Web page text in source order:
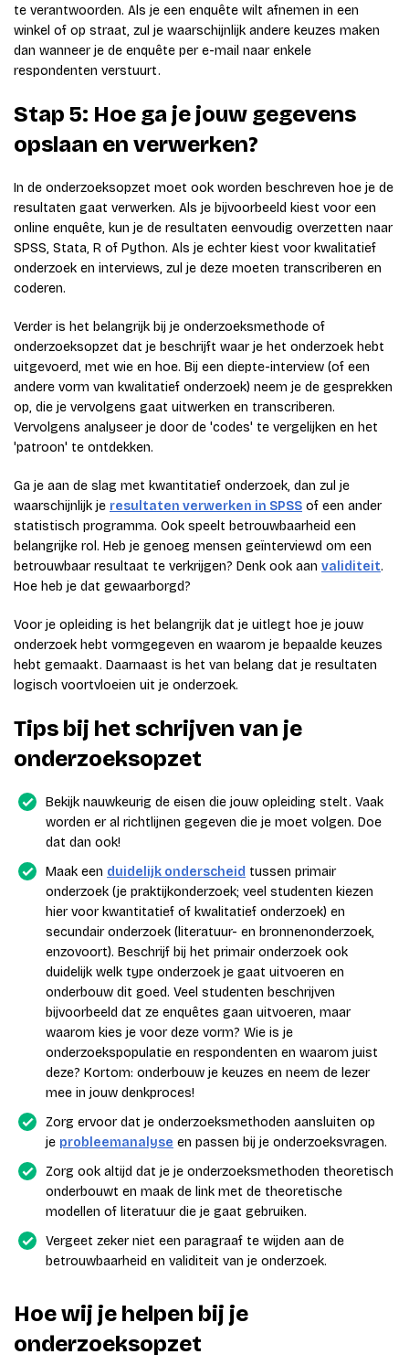
te verantwoorden. Als je een enquête wilt afnemen in een
winkel of op straat, zul je waarschijnlijk andere keuzes maken
dan wanneer je de enquête per e-mail naar enkele
respondenten verstuurt.
Stap 5: Hoe ga je jouw gegevens
opslaan en verwerken?
In de onderzoeksopzet moet ook worden beschreven hoe je de
resultaten gaat verwerken. Als je bijvoorbeeld kiest voor een
online enquête, kun je de resultaten eenvoudig overzetten naar
SPSS, Stata, R of Python. Als je echter kiest voor kwalitatief
onderzoek en interviews, zul je deze moeten transcriberen en
coderen.
Verder is het belangrijk bij je onderzoeksmethode of
onderzoeksopzet dat je beschrijft waar je het onderzoek hebt
uitgevoerd, met wie en hoe. Bij een diepte-interview (of een
andere vorm van kwalitatief onderzoek) neem je de gesprekken
op, die je vervolgens gaat uitwerken en transcriberen.
Vervolgens analyseer je door de 'codes' te vergelijken en het
'patroon' te ontdekken.
Ga je aan de slag met kwantitatief onderzoek, dan zul je
waarschijnlijk je resultaten verwerken in SPSS of een ander
statistisch programma. Ook speelt betrouwbaarheid een
belangrijke rol. Heb je genoeg mensen geïnterviewd om een
betrouwbaar resultaat te verkrijgen? Denk ook aan validiteit.
Hoe heb je dat gewaarborgd?
Voor je opleiding is het belangrijk dat je uitlegt hoe je jouw
onderzoek hebt vormgegeven en waarom je bepaalde keuzes
hebt gemaakt. Daarnaast is het van belang dat je resultaten
logisch voortvloeien uit je onderzoek.
Tips bij het schrijven van je
onderzoeksopzet
Bekijk nauwkeurig de eisen die jouw opleiding stelt. Vaak
worden er al richtlijnen gegeven die je moet volgen. Doe
dat dan ook!
Maak een duidelijk onderscheid tussen primair
onderzoek (je praktijkonderzoek; veel studenten kiezen
hier voor kwantitatief of kwalitatief onderzoek) en
secundair onderzoek (literatuur- en bronnenonderzoek,
enzovoort). Beschrijf bij het primair onderzoek ook
duidelijk welk type onderzoek je gaat uitvoeren en
onderbouw dit goed. Veel studenten beschrijven
bijvoorbeeld dat ze enquêtes gaan uitvoeren, maar
waarom kies je voor deze vorm? Wie is je
onderzoekspopulatie en respondenten en waarom juist
deze? Kortom: onderbouw je keuzes en neem de lezer
mee in jouw denkproces!
Zorg ervoor dat je onderzoeksmethoden aansluiten op
je probleemanalyse en passen bij je onderzoeksvragen.
Zorg ook altijd dat je je onderzoeksmethoden theoretisch
onderbouwt en maak de link met de theoretische
modellen of literatuur die je gaat gebruiken.
Vergeet zeker niet een paragraaf te wijden aan de
betrouwbaarheid en validiteit van je onderzoek.
Hoe wij je helpen bij je
onderzoeksopzet